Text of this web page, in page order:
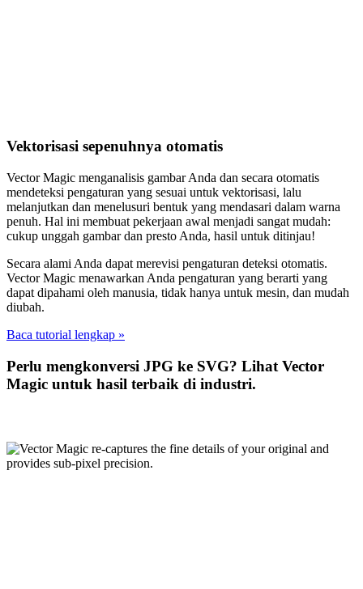
Vektorisasi sepenuhnya otomatis
Vector Magic menganalisis gambar Anda dan secara otomatis
mendeteksi pengaturan yang sesuai untuk vektorisasi, lalu
melanjutkan dan menelusuri bentuk yang mendasari dalam warna
penuh. Hal ini membuat pekerjaan awal menjadi sangat mudah:
cukup unggah gambar dan presto Anda, hasil untuk ditinjau!
Secara alami Anda dapat merevisi pengaturan deteksi otomatis.
Vector Magic menawarkan Anda pengaturan yang berarti yang
dapat dipahami oleh manusia, tidak hanya untuk mesin, dan mudah
diubah.
Baca tutorial lengkap »
Perlu mengkonversi JPG ke SVG? Lihat Vector
Magic untuk hasil terbaik di industri.